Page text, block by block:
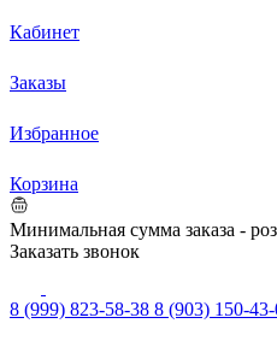
Кабинет
Заказы
Избранное
Корзина
Минимальная сумма заказа -
Заказать звонок
8 (999) 823-58-38 8 (903) 150-